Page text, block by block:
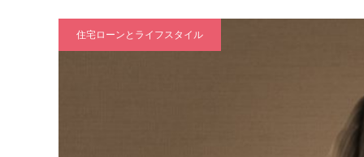
住宅ローンとライフスタイル